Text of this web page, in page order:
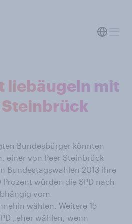
liebäugeln mit
Steinbrück
Bundesbürger könnten
einer von Peer Steinbrück
Bundestagswahlen 2013 ihre
würden die SPD nach
vom
wählen. Weitere 15
„eher wählen, wenn